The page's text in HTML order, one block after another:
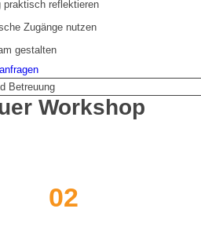
praktisch reflektieren
Zugänge nutzen
gestalten
Workshop
02